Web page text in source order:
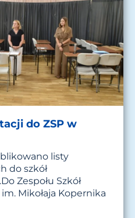
do ZSP w
listy
do szkół
Zespołu Szkół
Mikołaja Kopernika